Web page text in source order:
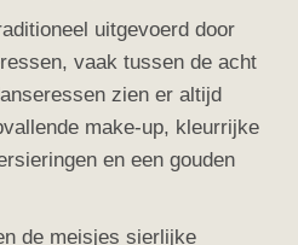
uitgevoerd door
vaak tussen de acht
zien er altijd
make-up, kleurrijke
en een gouden
de meisjes sierlijke